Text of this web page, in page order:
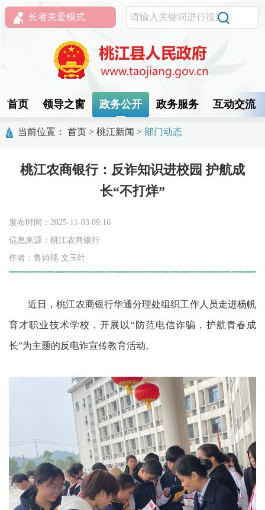
长者关爱模式
首页 领导之窗 政务公开 政务服务 互动交流
当前位置： 首页 > 桃江新闻 > 部门动态
桃江农商银行：反诈知识进校园 护航成
长“不打烊”
发布时间：2025-11-03 09:16
信息来源：桃江农商银行
作者：鲁诗瑶 文玉叶
近日，桃江农商银行华通分理处组织工作人员走进杨帆
育才职业技术学校，开展以“防范电信诈骗，护航青春成
长”为主题的反电诈宣传教育活动。